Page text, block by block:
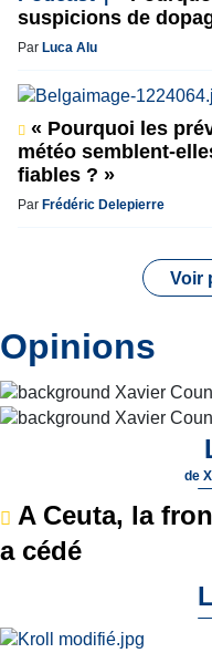
suspicions de
Par Luca Alu
« Pourquoi les
météo semblent-
fiables ? »
Par Frédéric Delepierre
Voir
Opinions
de
A Ceuta, la
a cédé